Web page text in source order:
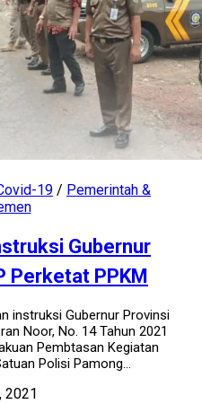
19 / Pemerintah &
Gubernur
Perketat PPKM
instruksi Gubernur Provinsi
Noor, No. 14 Tahun 2021
Pembtasan Kegiatan
Polisi Pamong...
2021